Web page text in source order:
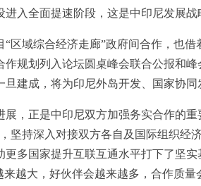
入全面提速阶段，这是中印尼发展战
域综合经济走廊”政府间合作，也借
规划列入论坛圆桌峰会联合公报和
建成，将为印尼外岛开发、国家协同
正是中印尼双方加强务实合作的重
坚持深入对接双方各自及国际组织经
多国家提升互联互通水平打下了坚
越大，好伙伴会越来越多，合作质量